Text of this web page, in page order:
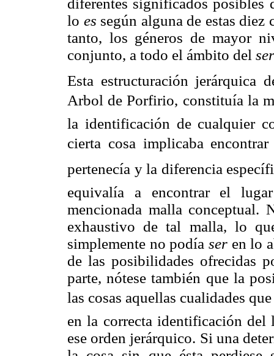
diferentes significados posibles
lo es según alguna de estas
tanto, los géneros de mayor
conjunto, a todo el ámbito del ser
Esta estructuración jerárquica
Arbol de Porfirio, constituía la
la identificación de cualquier
cierta cosa implicaba
pertenecía y la diferencia
equivalía a encontrar el
mencionada malla conceptual.
exhaustivo de tal malla, lo
simplemente no podíaser en lo
de las posibilidades ofrecidas
parte, nótese también que la
las cosas aquellas cualidades
en la correcta identificación del
ese orden jerárquico. Si una